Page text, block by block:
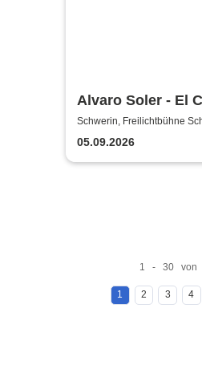
Alvaro Soler - El
2026
Schwerin, Freilichtbühne
05.09.2026
1 - 30 von
1 2 3 4